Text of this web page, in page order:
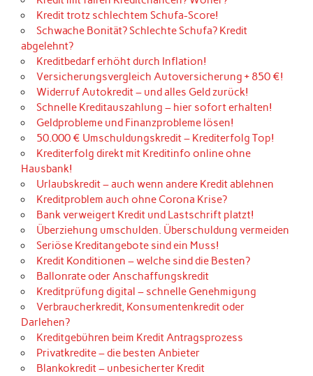
Kredit trotz schlechtem Schufa-Score!
Schwache Bonität? Schlechte Schufa? Kredit
abgelehnt?
Kreditbedarf erhöht durch Inflation!
Versicherungsvergleich Autoversicherung + 850 €!
Widerruf Autokredit – und alles Geld zurück!
Schnelle Kreditauszahlung – hier sofort erhalten!
Geldprobleme und Finanzprobleme lösen!
50.000 € Umschuldungskredit – Krediterfolg Top!
Krediterfolg direkt mit Kreditinfo online ohne
Hausbank!
Urlaubskredit – auch wenn andere Kredit ablehnen
Kreditproblem auch ohne Corona Krise?
Bank verweigert Kredit und Lastschrift platzt!
Überziehung umschulden. Überschuldung vermeiden
Seriöse Kreditangebote sind ein Muss!
Kredit Konditionen – welche sind die Besten?
Ballonrate oder Anschaffungskredit
Kreditprüfung digital – schnelle Genehmigung
Verbraucherkredit, Konsumentenkredit oder
Darlehen?
Kreditgebühren beim Kredit Antragsprozess
Privatkredite – die besten Anbieter
Blankokredit – unbesicherter Kredit